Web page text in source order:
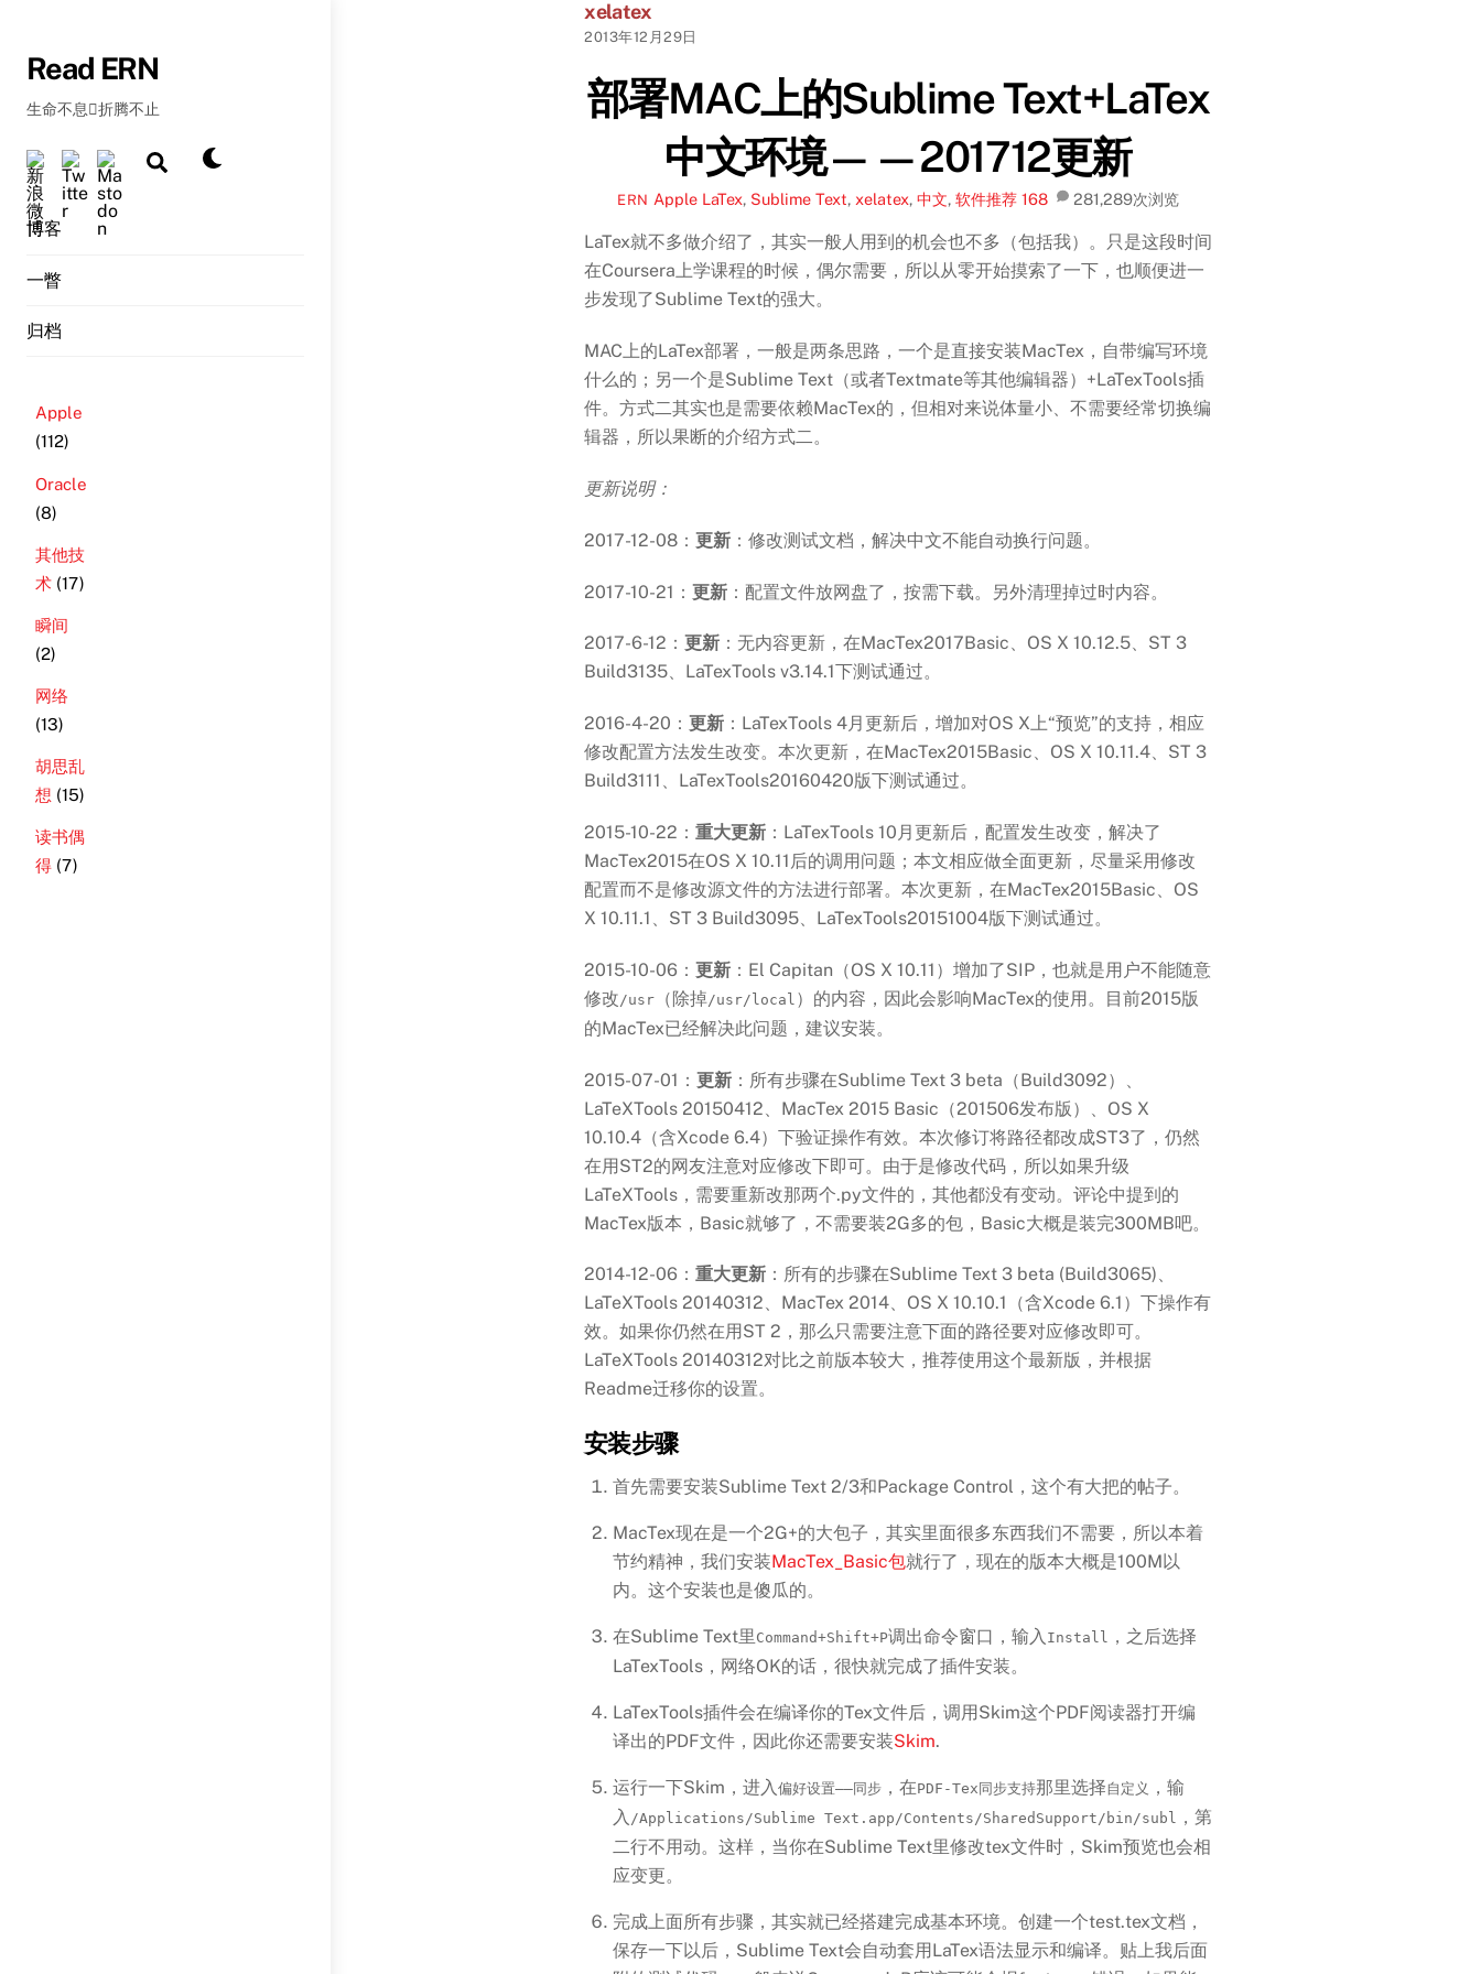
contentRead ERN
生命不息折腾不止
Search
博客
一瞥
归档
Apple
(112)
Oracle
(8)
其他技
术 (17)
瞬间
(2)
网络
(13)
胡思乱
想 (15)
读书偶
得 (7)
xelatex
2013年12月29日
部署MAC上的Sublime Text+LaTex
中文环境——201712更新
ERN Apple LaTex, Sublime Text, xelatex, 中文, 软件推荐 168 281,289次浏览
LaTex就不多做介绍了，其实一般人用到的机会也不多（包括我）。只是这段时间
在Coursera上学课程的时候，偶尔需要，所以从零开始摸索了一下，也顺便进一
步发现了Sublime Text的强大。
MAC上的LaTex部署，一般是两条思路，一个是直接安装MacTex，自带编写环境
什么的；另一个是Sublime Text（或者Textmate等其他编辑器）+LaTexTools插
件。方式二其实也是需要依赖MacTex的，但相对来说体量小、不需要经常切换编
辑器，所以果断的介绍方式二。
更新说明：
2017-12-08：更新 ：修改测试文档，解决中文不能自动换行问题。
2017-10-21：更新 ：配置文件放网盘了，按需下载。另外清理掉过时内容。
2017-6-12：更新 ：无内容更新，在MacTex2017Basic、OS X 10.12.5、ST 3
Build3135、LaTexTools v3.14.1下测试通过。
2016-4-20：更新 ：LaTexTools 4月更新后，增加对OS X上“预览”的支持，相应
修改配置方法发生改变。本次更新，在MacTex2015Basic、OS X 10.11.4、ST 3
Build3111、LaTexTools20160420版下测试通过。
2015-10-22：重大更新 ：LaTexTools 10月更新后，配置发生改变，解决了
MacTex2015在OS X 10.11后的调用问题；本文相应做全面更新，尽量采用修改
配置而不是修改源文件的方法进行部署。本次更新，在MacTex2015Basic、OS
X 10.11.1、ST 3 Build3095、LaTexTools20151004版下测试通过。
2015-10-06：更新 ：El Capitan（OS X 10.11）增加了SIP，也就是用户不能随意
修改 /usr （除掉/usr/local ）的内容，因此会影响MacTex的使用。目前2015版
的MacTex已经解决此问题，建议安装。
2015-07-01：更新 ：所有步骤在Sublime Text 3 beta（Build3092）、
LaTeXTools 20150412、MacTex 2015 Basic（201506发布版）、OS X
10.10.4（含Xcode 6.4）下验证操作有效。本次修订将路径都改成ST3了，仍然
在用ST2的网友注意对应修改下即可。由于是修改代码，所以如果升级
LaTeXTools，需要重新改那两个.py文件的，其他都没有变动。评论中提到的
MacTex版本，Basic就够了，不需要装2G多的包，Basic大概是装完300MB吧。
2014-12-06：重大更新 ：所有的步骤在Sublime Text 3 beta (Build3065)、
LaTeXTools 20140312、MacTex 2014、OS X 10.10.1（含Xcode 6.1）下操作有
效。如果你仍然在用ST 2，那么只需要注意下面的路径要对应修改即可。
LaTeXTools 20140312对比之前版本较大，推荐使用这个最新版，并根据
Readme迁移你的设置。
安装步骤
首先需要安装Sublime Text 2/3和Package Control，这个有大把的帖子。
MacTex现在是一个2G+的大包子，其实里面很多东西我们不需要，所以本着
节约精神，我们安装MacTex_Basic包就行了，现在的版本大概是100M以
内。这个安装也是傻瓜的。
在Sublime Text里 Command+Shift+P调出命令窗口，输入 Install ，之后选择
LaTexTools，网络OK的话，很快就完成了插件安装。
LaTexTools插件会在编译你的Tex文件后，调用Skim这个PDF阅读器打开编
译出的PDF文件，因此你还需要安装Skim.
运行一下Skim，进入 偏好设置——同步，在PDF-Tex同步支持那里选择自定义 ，输
入 /Applications/Sublime Text.app/Contents/SharedSupport/bin/subl ，第
二行不用动。这样，当你在Sublime Text里修改tex文件时，Skim预览也会相
应变更。
完成上面所有步骤，其实就已经搭建完成基本环境。创建一个test.tex文档，
保存一下以后，Sublime Text会自动套用LaTex语法显示和编译。贴上我后面